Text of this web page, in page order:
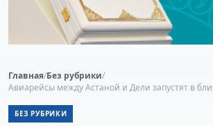
Главная/Без рубрики/
Авиарейсы между Астаной и Дели запустят в
БЕЗ РУБРИКИ